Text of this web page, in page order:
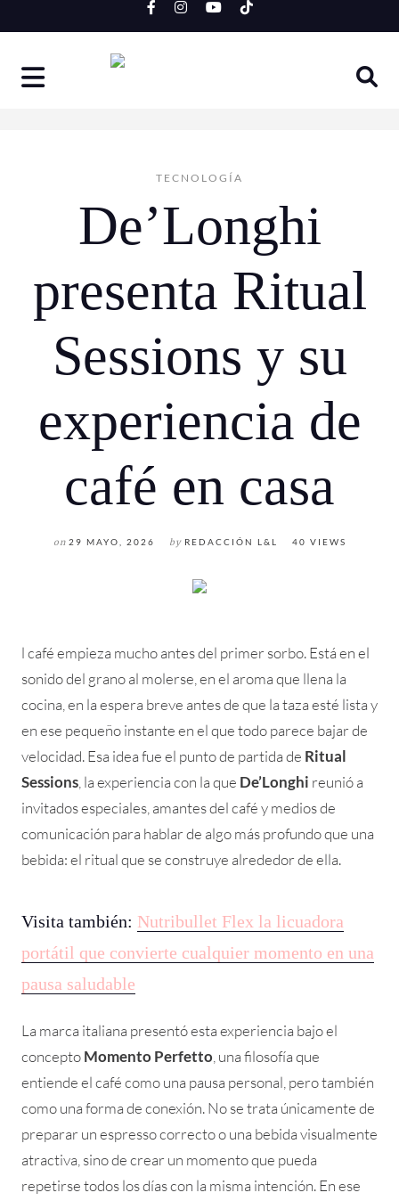
to
content
TECNOLOGÍA
De’Longhi
presenta Ritual
Sessions y su
experiencia de
café en casa
on 29 MAYO, 2026 by REDACCIÓN L&L 40 VIEWS
l café empieza mucho antes del primer sorbo. Está en el
sonido del grano al molerse, en el aroma que llena la
cocina, en la espera breve antes de que la taza esté lista y
en ese pequeño instante en el que todo parece bajar de
velocidad. Esa idea fue el punto de partida de Ritual
Sessions , la experiencia con la que De’Longhi reunió a
invitados especiales, amantes del café y medios de
comunicación para hablar de algo más profundo que una
bebida: el ritual que se construye alrededor de ella.
Visita también: Nutribullet Flex la licuadora
portátil que convierte cualquier momento en una
pausa saludable
La marca italiana presentó esta experiencia bajo el
conceptoMomento Perfetto, una filosofía que
entiende el café como una pausa personal, pero también
como una forma de conexión. No se trata únicamente de
preparar un espresso correcto o una bebida visualmente
atractiva, sino de crear un momento que pueda
repetirse todos los días con la misma intención. En ese